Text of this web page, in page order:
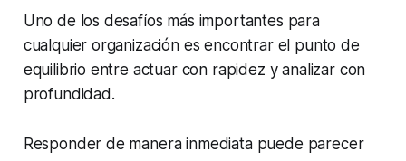
Uno de los desafíos más importantes para
cualquier organización es encontrar el punto de
equilibrio entre actuar con rapidez y analizar con
profundidad.
Responder de manera inmediata puede parecer